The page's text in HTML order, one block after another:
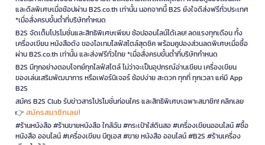
และดีลพิเศษเมื่อช้อปผ่าน B2S.co.th เท่านั้น นอกจากนี้ B2S ยังใจดีส่งฟรีทั่วประเทศ
*เมื่อสั่งครบขั้นต่ำที่บริษัทกำหนด
B2S จัดเต็มโปรโมชั่นและสิทธิพิเศษเพียบ ช้อปออนไลน์ได้เลย! ลดแรงทุกเดือน ทั้ง
เครื่องเขียน หนังสือดัง ของไอเทมไลฟ์สไตล์สุดชิค พร้อมคูปองส่วนลดพิเศษเมื่อซื้อ
ผ่าน B2S.co.th เท่านั้น และส่งฟรีทั่วไทย *เมื่อสั่งครบขั้นต่ำที่บริษัทกำหนด
B2S มีทุกอย่างตอบโจทย์ทุกไลฟ์สไตล์ ไม่ว่าจะเป็นอุปกรณ์อ่านเขียน เครื่องเขียน
ของเล่นเสริมพัฒนาการ หรือเฟอร์นิเจอร์ ช้อปง่าย สะดวก ทุกที่ ทุกเวลา แค่มี App
B2S
สมัคร B2S Club รับข่าวสารโปรโมชั่นก่อนใคร และสิทธิพิเศษเฉพาะสมาชิก! คลิกเลย
👉 สมัครสมาชิกเลย!
#ร้านหนังสือ #ร้านขายหนังสือ ใกล้ฉัน #กระเป๋าใส่ดินสอ #เครื่องเขียนออนไลน์ #ซื้อ
หนังสือ ออนไลน์ #เครื่องเขียน บีทูเอส #ขาย หนังสือ ออนไลน์ #B2S #ร้านเครื่อง